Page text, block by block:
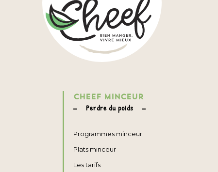
CHEEF MINCEUR
Perdre du poids
Programmes minceur
Plats minceur
Les tarifs